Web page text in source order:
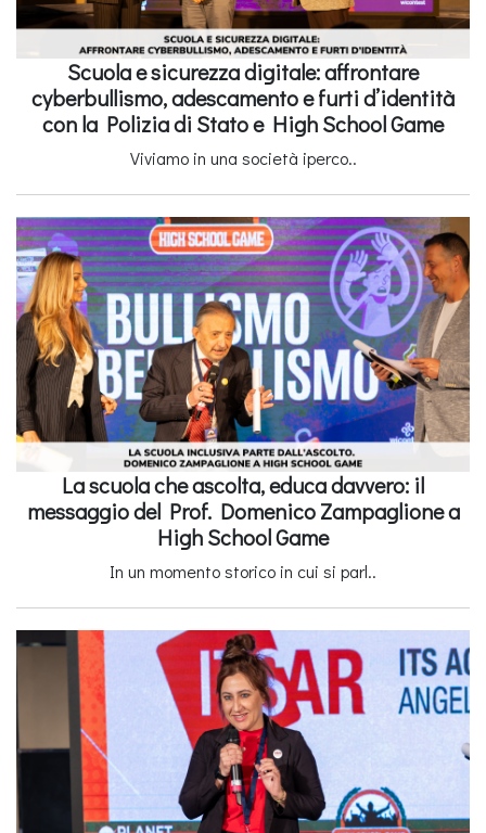
Scuola e sicurezza digitale: affrontare
cyberbullismo, adescamento e furti d’identità
con la Polizia di Stato e High School Game
Viviamo in una società iperco..
La scuola che ascolta, educa davvero: il
messaggio del Prof. Domenico Zampaglione a
High School Game
In un momento storico in cui si parl..